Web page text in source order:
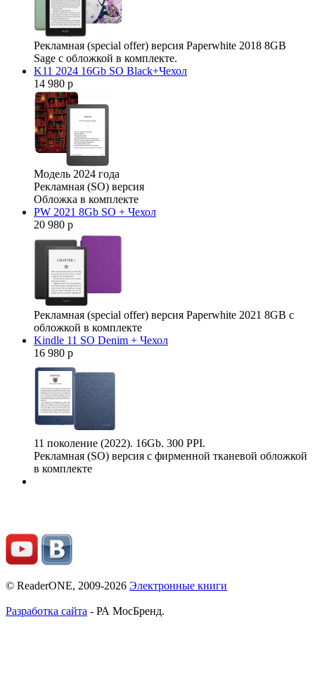
Рекламная (special offer) версия Paperwhite 2018 8GB
Sage с обложкой в комплекте.
K11 2024 16Gb SO Black+Чехол
14 980 р
Модель 2024 года
Рекламная (SO) версия
Обложка в комплекте
PW 2021 8Gb SO + Чехол
20 980 р
Рекламная (special offer) версия Paperwhite 2021 8GB с
обложкой в комплекте
Kindle 11 SO Denim + Чехол
16 980 р
11 поколение (2022). 16Gb. 300 PPI.
Рекламная (SO) версия с фирменной тканевой обложкой
в комплекте
© ReaderONE, 2009-2026 Электронные книги
Разработка сайта - РА МосБренд.